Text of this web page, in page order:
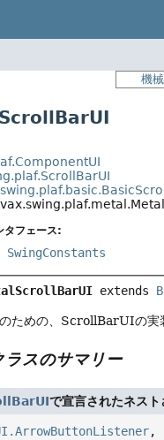
機
タフェース:
SwingConstants
extends
ための、ScrollBarUIの実
スのサマリー
で宣言されたネス
,